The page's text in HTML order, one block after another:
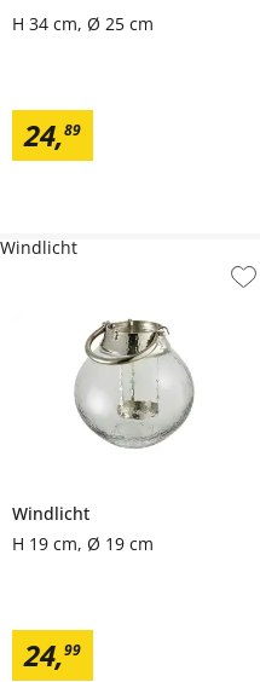
H 34 cm, Ø 25 cm
24,89
Windlicht
H 19 cm, Ø 19 cm
24,99
Windlicht